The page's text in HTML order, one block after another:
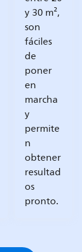
y 30 m²,
son
fáciles
de
poner
en
marcha
y
permite
n
obtener
resultad
os
pronto.